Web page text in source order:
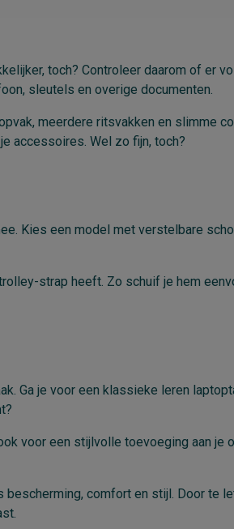
toch? Controleer daarom of er
sleutels en overige documenten.
meerdere ritsvakken en slimme
accessoires. Wel zo fijn, toch?
Kies een model met verstelbare
strap heeft. Zo schuif je hem
Ga je voor een klassieke leren
voor een stijlvolle toevoeging aan je
comfort en stijl. Door te